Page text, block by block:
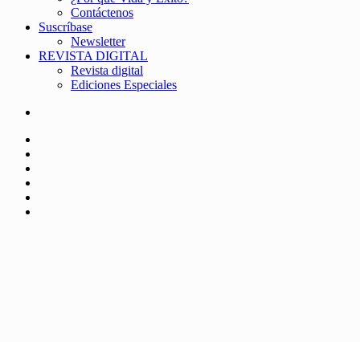
Contáctenos
Suscríbase
Newsletter
REVISTA DIGITAL
Revista digital
Ediciones Especiales